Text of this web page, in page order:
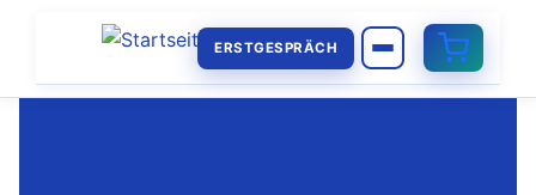
ERSTGESPRÄCH